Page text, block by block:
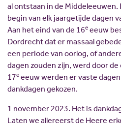
al ontstaan in de Middeleeuwen.
begin van elk jaargetijde dagen
Aan het eind van de 16e eeuw
Dordrecht dat er massaal
een periode van oorlog, of
dagen zouden zijn, werd door
17e eeuw werden er vaste
dankdagen gekozen.
1 november 2023. Het is
Laten we allereerst de Heere